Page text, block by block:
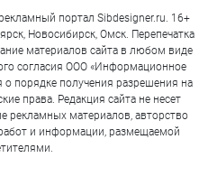
портал Sibdesigner.ru. 16+
Новосибирск, Омск. Перепечатка
материалов сайта в любом виде
согласия ООО «Информационное
порядке получения разрешения на
права. Редакция сайта не несет
рекламных материалов, авторство
и информации, размещаемой